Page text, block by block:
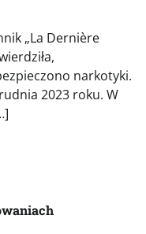
„La Dernière
narkotyki.
2023 roku. W